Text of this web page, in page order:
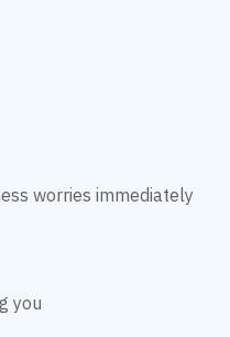
to:
worries immediately
you